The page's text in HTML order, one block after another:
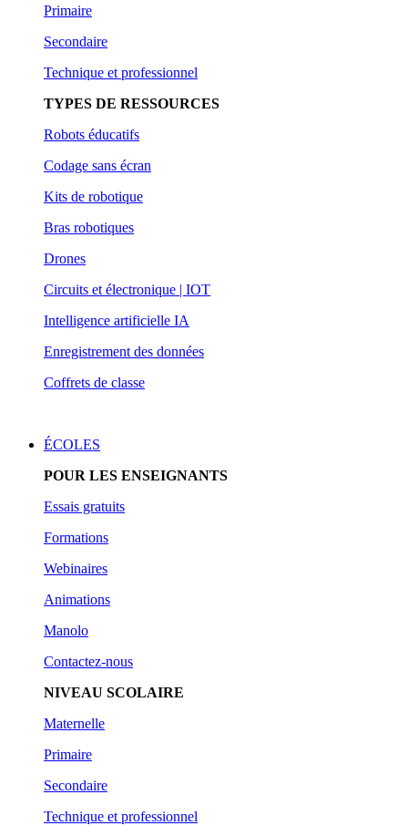
Primaire
Secondaire
Technique et professionnel
TYPES DE RESSOURCES
Robots éducatifs
Codage sans écran
Kits de robotique
Bras robotiques
Drones
Circuits et électronique | IOT
Intelligence artificielle IA
Enregistrement des données
Coffrets de classe
ÉCOLES
POUR LES ENSEIGNANTS
Essais gratuits
Formations
Webinaires
Animations
Manolo
Contactez-nous
NIVEAU SCOLAIRE
Maternelle
Primaire
Secondaire
Technique et professionnel